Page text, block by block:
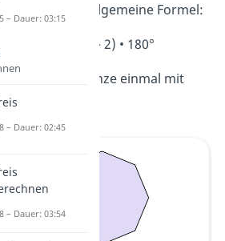
dann folgende allgemeine Formel:
= (n – 2) • 180°
Versuche das ganze einmal mit
– Dauer: 03:15
– Dauer: 02:45
– Dauer: 03:54